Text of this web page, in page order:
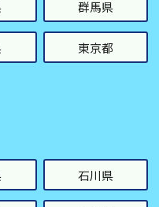
群馬県
東京都
石川県